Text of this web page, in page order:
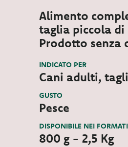
Alimento
taglia piccola di
Prodotto senza
INDICATO PER
Cani adulti,
GUSTO
Pesce
DISPONIBILE NEI FORMATI
800 g - 2,5 Kg